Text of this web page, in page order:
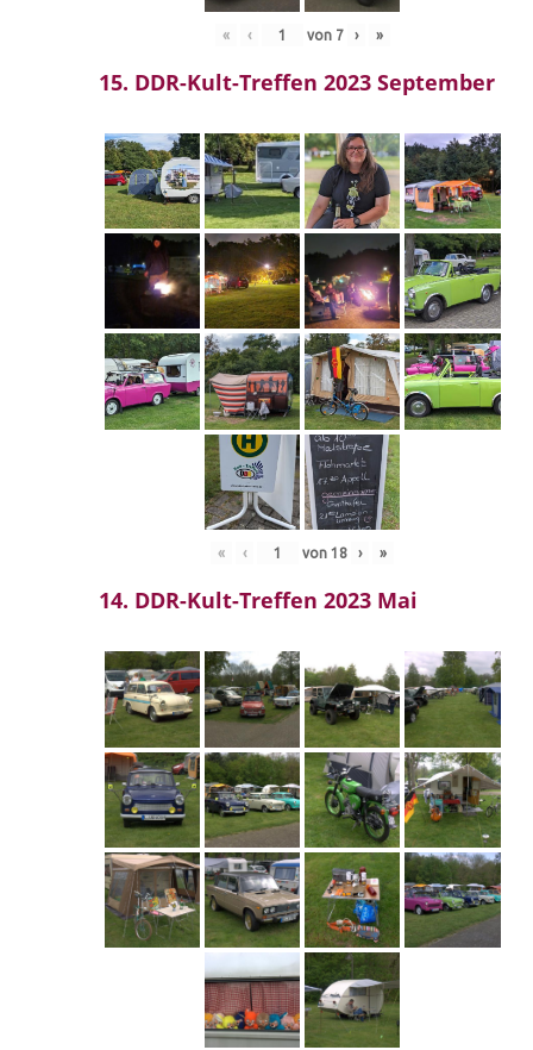
« ‹ von 7 › »
15. DDR-Kult-Treffen 2023 September
« ‹ von 18 › »
14. DDR-Kult-Treffen 2023 Mai